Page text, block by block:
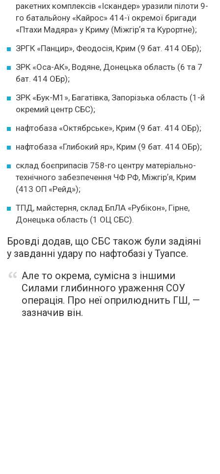
ракетних комплексів «Іскандер» уразили пілоти 9-
го батальйону «Кайрос» 414-ї окремої бригади
«Птахи Мадяра» у Криму (Міжгірʼя та Курортне);
ЗРГК «Панцир», Феодосія, Крим (9 бат. 414 ОБр);
ЗРК «Оса-АК», Водяне, Донецька область (6 та 7
бат. 414 ОБр);
ЗРК «Бук-М1», Багатівка, Запорізька область (1-й
окремий центр СБС);
нафтобаза «Октябрське», Крим (9 бат. 414 ОБр);
нафтобаза «Глибокий яр», Крим (9 бат. 414 ОБр);
склад боєприпасів 758-го центру матеріально-
технічного забезпечення ЧФ РФ, Міжгірʼя, Крим
(413 ОП «Рейд»);
ТПД, майстерня, склад БпЛА «Рубікон», Гірне,
Донецька область (1 ОЦ СБС).
Бровді додав, що СБС також були задіяні
у завданні удару по нафтобазі у Туапсе.
Але то окрема, сумісна з іншими
Силами глибинного ураження СОУ
операція. Про неї оприлюднить ГШ, —
зазначив він.